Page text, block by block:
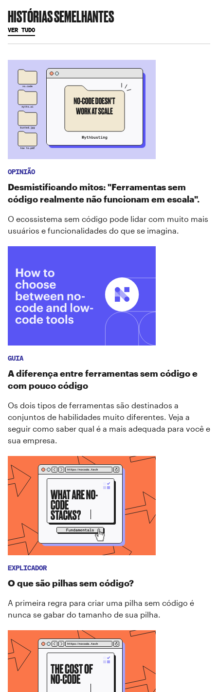
HISTÓRIAS SEMELHANTES
VER TUDO
OPINIÃO
Desmistificando mitos: "Ferramentas sem
código realmente não funcionam em escala".
O ecossistema sem código pode lidar com muito mais
usuários e funcionalidades do que se imagina.
GUIA
A diferença entre ferramentas sem código e
com pouco código
Os dois tipos de ferramentas são destinados a
conjuntos de habilidades muito diferentes. Veja a
seguir como saber qual é a mais adequada para você e
sua empresa.
EXPLICADOR
O que são pilhas sem código?
A primeira regra para criar uma pilha sem código é
nunca se gabar do tamanho de sua pilha.